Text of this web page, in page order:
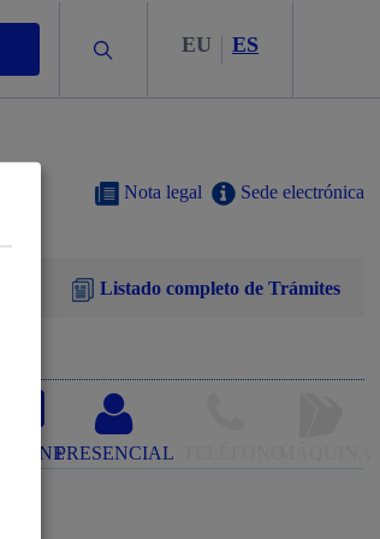
Buscar EU ES
Sede electrónica
Nota legal
Listado completo de Trámites
ONLINEPRESENCIAL